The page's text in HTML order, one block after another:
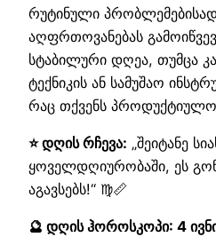
რუტინული
აღფრთოვანებას
სტაბილური დღეა, თუმცა
ტექნიკის ან სამუშაო
რაც თქვენს
⭐ დღის რჩევა: „შეიტანე
ყოველდღიურობაში, ეს
აგავსებს!“ ♍📏
🔮 დღის ჰოროსკოპი: 4